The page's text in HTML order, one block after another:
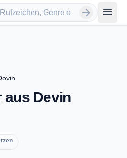
arrow_forward menu
aus Devin